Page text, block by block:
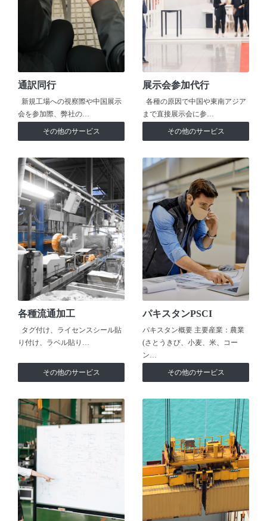
通訳同行
新規工場への視察際や中国展示
会を参加際、弊社の…
その他のサービス
展示会参加代行
各種の原因で中国や東南アジア
まで直接展示会に参…
その他のサービス
各種流通加工
タグ付け、ライセンスシール貼
り付け、ラベル貼り…
その他のサービス
パキスタンPSCI
パキスタン概要 主要産業：農業
(さとうきび、小麦、米、コー
ン…
その他のサービス